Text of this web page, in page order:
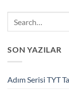
SON YAZILAR
Adım Serisi TYT